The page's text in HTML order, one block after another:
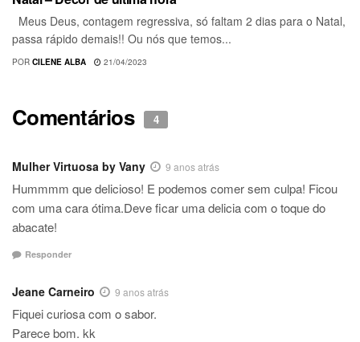
Meus Deus, contagem regressiva, só faltam 2 dias para o Natal,
passa rápido demais!! Ou nós que temos...
POR CILENE ALBA 21/04/2023
Comentários 4
Mulher Virtuosa by Vany 9 anos atrás
Hummmm que delicioso! E podemos comer sem culpa! Ficou
com uma cara ótima.Deve ficar uma delicia com o toque do
abacate!
Responder
Jeane Carneiro 9 anos atrás
Fiquei curiosa com o sabor.
Parece bom. kk